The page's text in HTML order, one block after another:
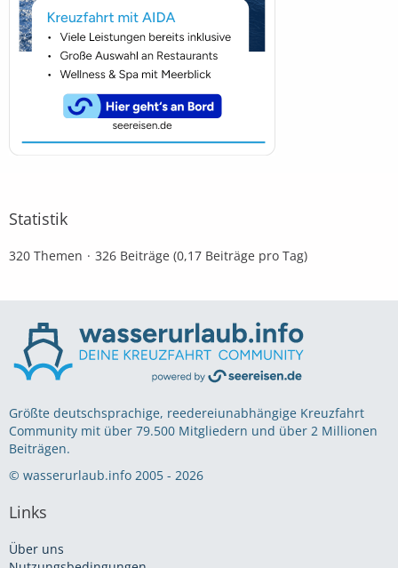
Statistik
320 Themen 326 Beiträge (0,17 Beiträge pro Tag)
Größte deutschsprachige, reedereiunabhängige Kreuzfahrt
Community mit über 79.500 Mitgliedern und über 2 Millionen
Beiträgen.
© wasserurlaub.info 2005 - 2026
Links
Über uns